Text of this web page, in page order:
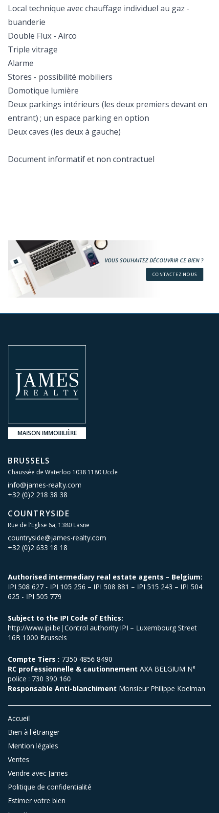
Local technique avec chauffage individuel au gaz -
buanderie
Double Flux - Airco
Triple vitrage
Alarme
Stores - possibilité mobiliers
Domotique lumière
Deux parkings intérieurs (les deux premiers devant en
entrant) ; un espace parking en option
Deux caves (les deux à gauche)
Document informatif et non contractuel
VOUS SOUHAITEZ DÉCOUVRIR CE BIEN ?
CONTACTEZ NOUS
MAISON IMMOBILIÈRE
BRUSSELS
Chaussée de Waterloo 1038 1180 Uccle
info@james-realty.com
+32 (0)2 218 38 38
COUNTRYSIDE
Rue de l'Eglise 6a, 1380 Lasne
countryside@james-realty.com
+32 (0)2 633 18 18
Authorised intermediary real estate agents – Belgium:
IPI 508 627 - IPI 105 256 – IPI 508 881 – IPI 515 243 – IPI 504
625 - IPI 505 779
Subject to the IPI Code of Ethics:
http://www.ipi.be|Control authority:IPI – Luxembourg Street
16B 1000 Brussels
Compte Tiers : 7350 4856 8490
RC professionnelle & cautionnement AXA BELGIUM N°
police : 730 390 160
Responsable Anti-blanchiment Monsieur Philippe Koelman
Accueil
Bien à l'étranger
Mention légales
Ventes
Vendre avec James
Politique de confidentialité
Estimer votre bien